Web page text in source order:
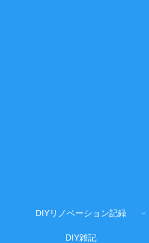
DIYリノベーション記録
DIY雑記